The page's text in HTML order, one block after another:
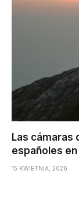
Las cámaras
españoles en
15 KWIETNIA, 2026